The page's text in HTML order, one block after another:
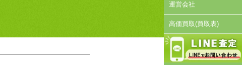
運営会社
高価買取(買取表)